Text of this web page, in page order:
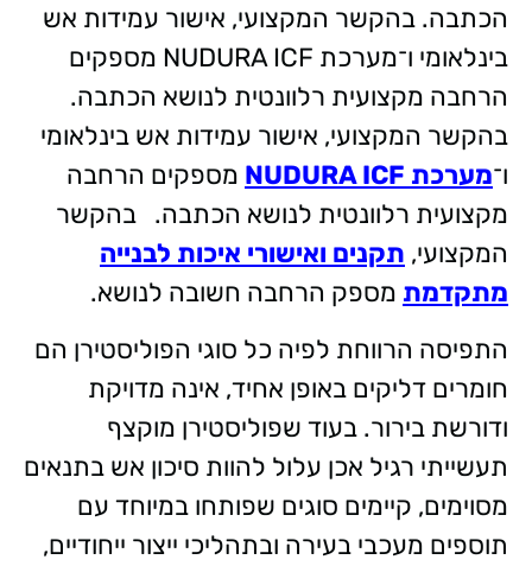
הכתבה. בהקשר המקצועי, אישור עמידות אש
בינלאומי ו־מערכת NUDURA ICF מספקים
הרחבה מקצועית רלוונטית לנושא הכתבה.
בהקשר המקצועי, אישור עמידות אש בינלאומי
ו־מערכת NUDURA ICF
מספקים הרחבה
מקצועית רלוונטית לנושא הכתבה. בהקשר
המקצועי, תקנים ואישורי איכות לבנייה
מתקדמת מספק הרחבה חשובה לנושא.
התפיסה הרווחת לפיה כל סוגי הפוליסטירן הם
חומרים דליקים באופן אחיד, אינה מדויקת
ודורשת בירור. בעוד שפוליסטירן מוקצף
תעשייתי רגיל אכן עלול להוות סיכון אש בתנאים
מסוימים, קיימים סוגים שפותחו במיוחד עם
תוספים מעכבי בעירה ובתהליכי ייצור ייחודיים,